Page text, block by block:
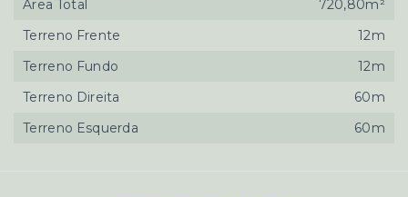
Área Total
720,80m²
Terreno Frente
12m
Terreno Fundo
12m
Terreno Direita
60m
Terreno Esquerda
60m